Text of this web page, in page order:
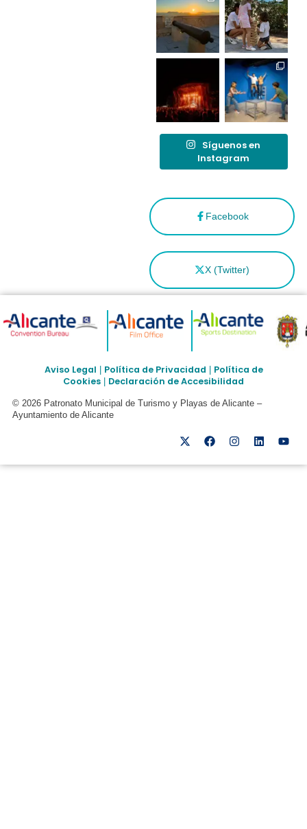
Facebook
X (Twitter)
Síguenos en
Instagram
Aviso Legal Política de Privacidad
Política de
Cookies
Declaración de Accesibilidad
© 2026 Patronato Municipal de Turismo y Playas de Alicante –
Ayuntamiento de Alicante